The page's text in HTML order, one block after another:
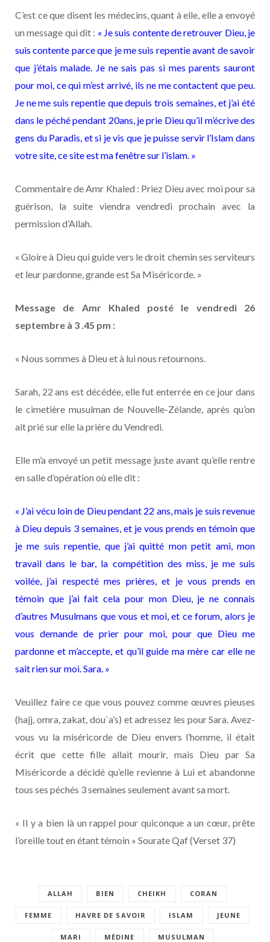
C’est ce que disent les médecins, quant à elle, elle a envoyé
un message qui dit : « Je suis contente de retrouver Dieu, je
suis contente parce que je me suis repentie avant de savoir
que j’étais malade. Je ne sais pas si mes parents sauront
pour moi, ce qui m’est arrivé, ils ne me contactent que peu.
Je ne me suis repentie que depuis trois semaines, et j’ai été
dans le péché pendant 20ans, je prie Dieu qu’il m’écrive des
gens du Paradis, et si je vis que je puisse servir l’Islam dans
votre site, ce site est ma fenêtre sur l’islam. »
Commentaire de Amr Khaled : Priez Dieu avec moi pour sa
guérison, la suite viendra vendredi prochain avec la
permission d’Allah.
« Gloire à Dieu qui guide vers le droit chemin ses serviteurs
et leur pardonne, grande est Sa Miséricorde. »
Message de Amr Khaled posté le vendredi 26
septembre à 3 .45 pm :
« Nous sommes à Dieu et à lui nous retournons.
Sarah, 22 ans est décédée, elle fut enterrée en ce jour dans
le cimetière musulman de Nouvelle-Zélande, après qu’on
ait prié sur elle la prière du Vendredi.
Elle m’a envoyé un petit message juste avant qu’elle rentre
en salle d’opération où elle dit :
« J’ai vécu loin de Dieu pendant 22 ans, mais je suis revenue
à Dieu depuis 3 semaines, et je vous prends en témoin que
je me suis repentie, que j’ai quitté mon petit ami, mon
travail dans le bar, la compétition des miss, je me suis
voilée, j’ai respecté mes prières, et je vous prends en
témoin que j’ai fait cela pour mon Dieu, je ne connais
d’autres Musulmans que vous et moi, et ce forum, alors je
vous demande de prier pour moi, pour que Dieu me
pardonne et m’accepte, et qu’il guide ma mère car elle ne
sait rien sur moi. Sara. »
Veuillez faire ce que vous pouvez comme œuvres pieuses
(hajj, omra, zakat, dou`a’s) et adressez les pour Sara. Avez-
vous vu la miséricorde de Dieu envers l’homme, il était
écrit que cette fille allait mourir, mais Dieu par Sa
Miséricorde a décidé qu’elle revienne à Lui et abandonne
tous ses péchés 3 semaines seulement avant sa mort.
« Il y a bien là un rappel pour quiconque a un cœur, prête
l’oreille tout en étant témoin » Sourate Qaf (Verset 37)
ALLAH BIEN CHEIKH CORAN
FEMME HAVRE DE SAVOIR ISLAM JEUNE
MARI MÉDINE MUSULMAN